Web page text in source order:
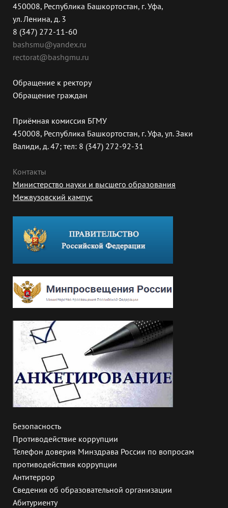
450008, Республика Башкортостан, г. Уфа,
ул. Ленина, д. 3
8 (347) 272-11-60
bashsmu@yandex.ru
rectorat@bashgmu.ru
Обращение к ректору
Обращение граждан
Приёмная комиссия БГМУ
450008, Республика Башкортостан, г. Уфа, ул. Заки
Валиди, д. 47; тел: 8 (347) 272-92-31
Контакты
Министерство науки и высшего образования
Межвузовский кампус
Безопасность
Противодействие коррупции
Телефон доверия Минздрава России по вопросам
противодействия коррупции
Антитеррор
Сведения об образовательной организации
Абитуриенту